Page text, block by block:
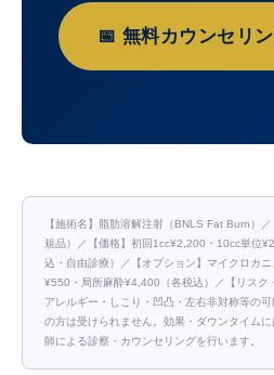
📅 無料カウンセリ
【施術名】脂肪溶解注射（BNLS Fat Burn）
規品）／【価格】初回1cc¥2,200・10cc単位
込・自由診療）／【オプション】マイクロカ
¥550・局所麻酔¥4,400（各税込）／【リスク
アレルギー・しこり・凹凸・左右非対称等の
の方は受けられません。効果・ダウンタイム
師による診察・カウンセリングを行います。